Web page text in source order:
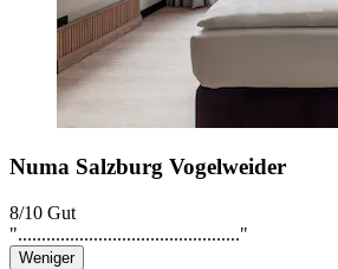
Numa Salzburg Vogelweider
8/10 Gut
"..............................................."
Weniger